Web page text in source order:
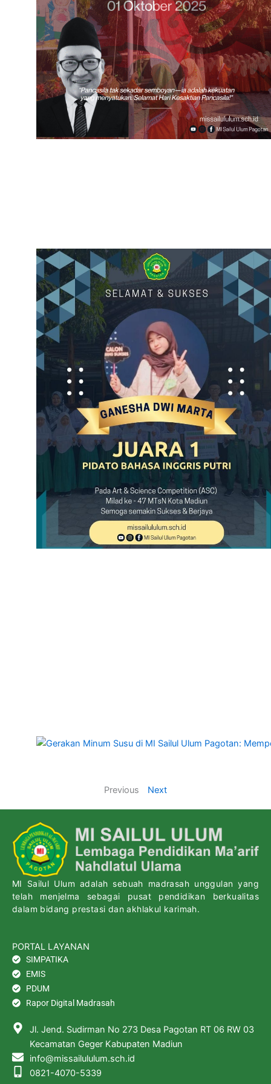
Previous Next
MI Sailul Ulum adalah sebuah madrasah unggulan yang
telah menjelma sebagai pusat pendidikan berkualitas
dalam bidang prestasi dan akhlakul karimah.
PORTAL LAYANAN
SIMPATIKA
EMIS
PDUM
Rapor Digital Madrasah
Jl. Jend. Sudirman No 273 Desa Pagotan RT 06 RW 03
Kecamatan Geger Kabupaten Madiun
info@missailululum.sch.id
0821-4070-5339